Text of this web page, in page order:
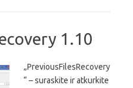
1.10
„PreviousFilesRecovery
“ – suraskite ir atkurkite